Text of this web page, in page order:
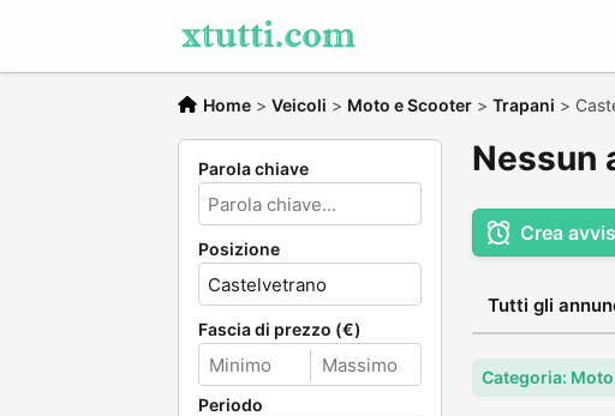
Home > Veicoli > Moto e Scooter > Trapani >
Parola chiave
Posizione
Fascia di prezzo (€)
Periodo
Nessun
Crea
Tutti gli
Categoria: